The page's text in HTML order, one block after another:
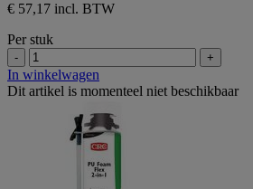
€ 57,17 incl. BTW
Per stuk
- +
In winkelwagen
Dit artikel is momenteel niet beschikbaar